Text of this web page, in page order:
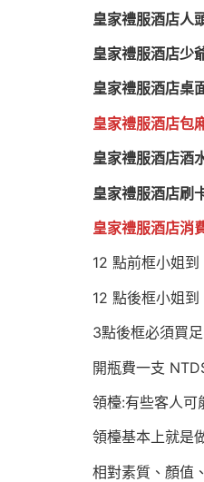
皇家禮服酒店人
皇家禮服酒店少
皇家禮服酒店桌
皇家禮服酒店包
皇家禮服酒店酒
皇家禮服酒店刷
皇家禮服酒店消
12 點前框小姐
12 點後框小姐
3點後框必須買
開瓶費一支
領檯:有些客人可
領檯基本上就是
相對素質、顏值